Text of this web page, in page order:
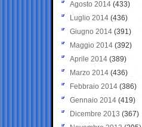
Agosto 2014 (433)
Luglio 2014 (436)
Giugno 2014 (391)
Maggio 2014 (392)
Aprile 2014 (389)
Marzo 2014 (436)
Febbraio 2014 (386)
Gennaio 2014 (419)
Dicembre 2013 (367)